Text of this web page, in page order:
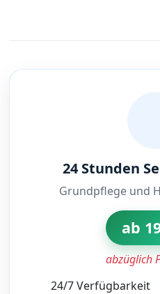
24 Stunden
Grundpflege und
ab
abzüglich
24/7 Verfügbarkeit